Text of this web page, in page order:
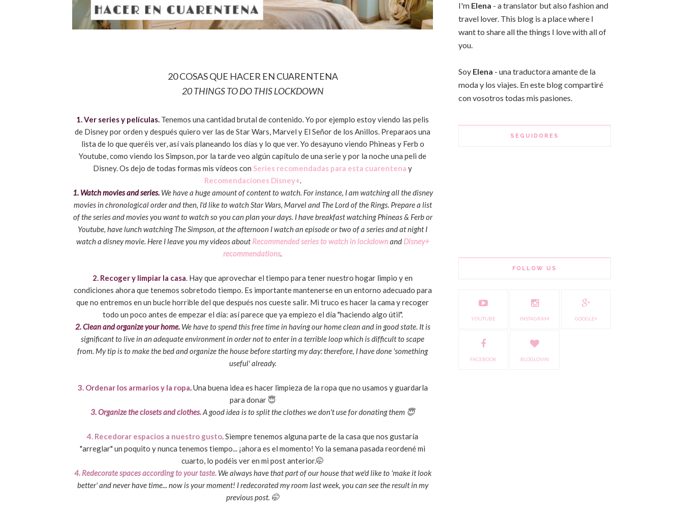
20 COSAS QUE HACER EN CUARENTENA
20 THINGS TO DO THIS LOCKDOWN
1. Ver series y películas. Tenemos una cantidad brutal de contenido. Yo por ejemplo estoy viendo las pelis
de Disney por orden y después quiero ver las de Star Wars, Marvel y El Señor de los Anillos. Preparaos una
lista de lo que queréis ver, así vais planeando los días y lo que ver. Yo desayuno viendo Phineas y Ferb o
Youtube, como viendo los Simpson, por la tarde veo algún capítulo de una serie y por la noche una peli de
Disney. Os dejo de todas formas mis vídeos con Series recomendadas para esta cuarentena y
Recomendaciones Disney+.
1. Watch movies and series.We have a huge amount of content to watch. For instance, I am watching all the disney
movies in chronological order and then, I'd like to watch Star Wars, Marvel and The Lord of the Rings. Prepare a list
of the series and movies you want to watch so you can plan your days. I have breakfast watching Phineas & Ferb or
Youtube, have lunch watching The Simpson, at the afternoon I watch an episode or two of a series and at night I
watch a disney movie. Here I leave you my videos aboutRecommended series to watch in lockdownand Disney+
recommendations.
2. Recoger y limpiar la casa. Hay que aprovechar el tiempo para tener nuestro hogar limpio y en
condiciones ahora que tenemos sobretodo tiempo. Es importante mantenerse en un entorno adecuado para
que no entremos en un bucle horrible del que después nos cueste salir. Mi truco es hacer la cama y recoger
todo un poco antes de empezar el día: así parece que ya empiezo el día "haciendo algo útil".
2. Clean and organize your home.We have to spend this free time in having our home clean and in good state. It is
significant to live in an adequate environment in order not to enter in a terrible loop which is difficult to scape
from. My tip is to make the bed and organize the house before starting my day: therefore, I have done 'something
useful' already.
3. Ordenar los armarios y la ropa.Una buena idea es hacer limpieza de la ropa que no usamos y guardarla
para donar 😇
3. Organize the closets and clothes.A good idea is to split the clothes we don't use for donating them 😇
4. Recedorar espacios a nuestro gusto. Siempre tenemos alguna parte de la casa que nos gustaría
"arreglar" un poquito y nunca tenemos tiempo... ¡ahora es el momento! Yo la semana pasada reordené mi
cuarto, lo podéis ver en mi post anterior.🤭
4. Redecorate spaces according to your taste.We always have that part of our house that we'd like to 'make it look
better' and never have time... now is your moment! I redecorated my room last week, you can see the result in my
previous post. 🤭
I'm Elena - a translator but also fashion and
travel lover. This blog is a place where I
want to share all the things I love with all of
you.
Soy Elena - una traductora amante de la
moda y los viajes. En este blog compartiré
con vosotros todas mis pasiones.
SEGUIDORES
FOLLOW US
YOUTUBE INSTAGRAM GOOGLE+
FACEBOOK BLOGLOVIN